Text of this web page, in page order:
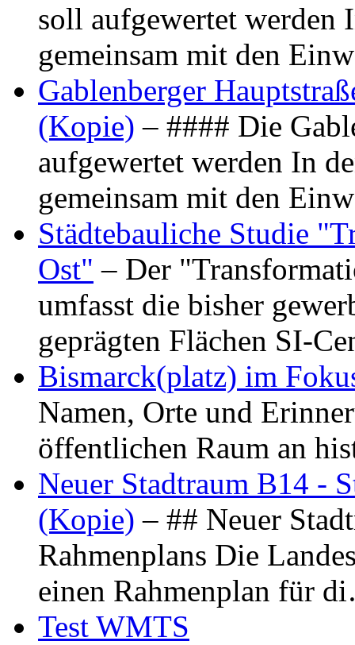
soll aufgewertet werden
gemeinsam mit den
Gablenberger
(Kopie) – #### Die
aufgewertet werden In
gemeinsam mit den
Städtebauliche Studie
Ost" – Der
umfasst die bisher
geprägten Flächen SI-
Bismarck(platz) im
Namen, Orte und
öffentlichen Raum an
Neuer Stadtraum B14 -
(Kopie) – ## Neuer
Rahmenplans Die
einen Rahmenplan für
Test WMTS